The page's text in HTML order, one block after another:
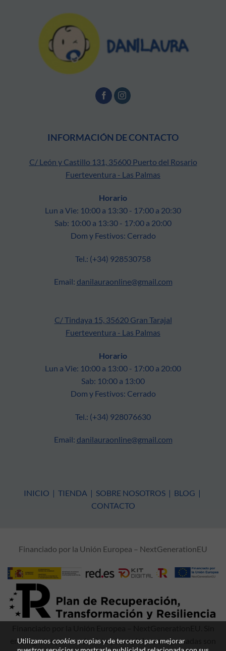
INFORMACIÓN DE CONTACTO
C/ León y Castillo 131, 35600 Puerto del Rosario
Fuerteventura - Las Palmas
Horario
Lun a Vie: 10:00 a 13:30 - 17:00 a 20:30
Sab: 10:00 a 13:30 - 17:00 a 20:00
Dom y Festivos: Cerrado
Tel.: (+34) 928530758
Email: danilauraonline@gmail.com
C/ Tindaya 15, 35620 Gran Tarajal
Fuerteventura - Las Palmas
Horario
Lun a Vie: 10:00 a 13:00 - 17:00 a 20:00
Sab: 10:00 a 13:00
Dom y Festivos: Cerrado
Tel.: (+34) 928076630
Email: danilauraonline@gmail.com
INICIO | TIENDA | SOBRE NOSOTROS | BLOG |
CONTACTO
Financiado por la Unión Europea – NextGenerationEU
embargo, los puntos de vista y las opiniones expresadas son
Utilizamos cookies propias y de terceros para mejorar